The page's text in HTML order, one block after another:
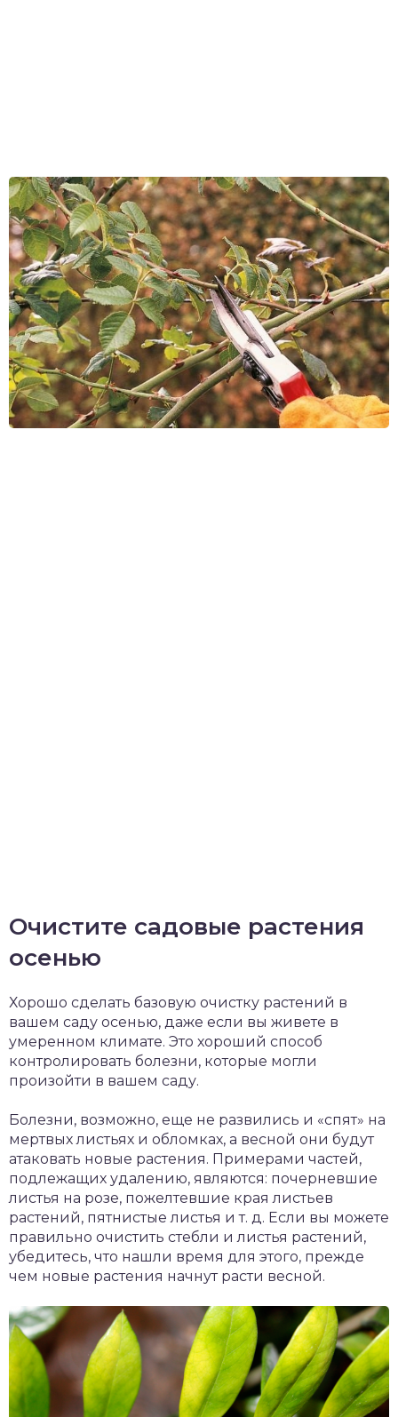
Очистите садовые растения
осенью
Хорошо сделать базовую очистку растений в
вашем саду осенью, даже если вы живете в
умеренном климате. Это хороший способ
контролировать болезни, которые могли
произойти в вашем саду.
Болезни, возможно, еще не развились и «спят» на
мертвых листьях и обломках, а весной они будут
атаковать новые растения. Примерами частей,
подлежащих удалению, являются: почерневшие
листья на розе, пожелтевшие края листьев
растений, пятнистые листья и т. д. Если вы можете
правильно очистить стебли и листья растений,
убедитесь, что нашли время для этого, прежде
чем новые растения начнут расти весной.